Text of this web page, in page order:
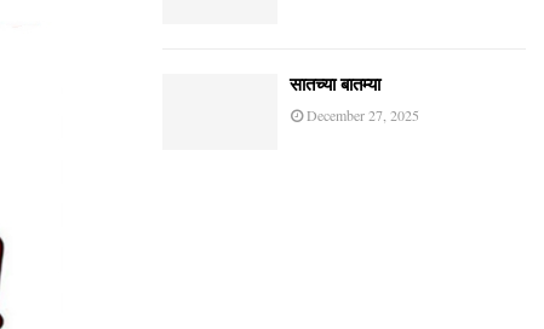
सातच्या बातम्या
December 27, 2025